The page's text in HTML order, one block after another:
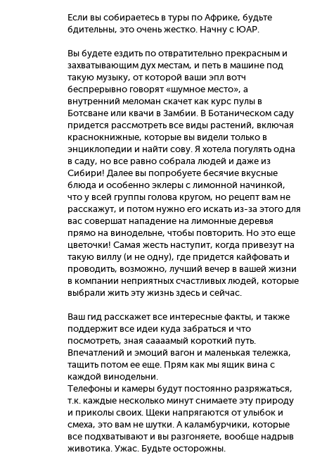
Если вы собираетесь в туры по Африке, будьте
бдительны, это очень жестко. Начну с ЮАР.
Вы будете ездить по отвратительно прекрасным и
захватывающим дух местам, и петь в машине под
такую музыку, от которой ваши эпл вотч
беспрерывно говорят «шумное место», а
внутренний меломан скачет как курс пулы в
Ботсване или квачи в Замбии. В Ботаническом саду
придется рассмотреть все виды растений, включая
краснокнижные, которые вы видели только в
энциклопедии и найти сову. Я хотела погулять одна
в саду, но все равно собрала людей и даже из
Сибири! Далее вы попробуете бесячие вкусные
блюда и особенно эклеры с лимонной начинкой,
что у всей группы голова кругом, но рецепт вам не
расскажут, и потом нужно его искать из-за этого для
вас совершат нападение на лимонные деревья
прямо на винодельне, чтобы повторить. Но это еще
цветочки! Самая жесть наступит, когда привезут на
такую виллу (и не одну), где придется кайфовать и
проводить, возможно, лучший вечер в вашей жизни
в компании неприятных счастливых людей, которые
выбрали жить эту жизнь здесь и сейчас.
Ваш гид расскажет все интересные факты, и также
поддержит все идеи куда забраться и что
посмотреть, зная саааамый короткий путь.
Впечатлений и эмоций вагон и маленькая тележка,
тащить потом ее еще. Прям как мы ящик вина с
каждой винодельни.
Телефоны и камеры будут постоянно разряжаться,
т.к. каждые несколько минут снимаете эту природу
и приколы своих. Щеки напрягаются от улыбок и
смеха, это вам не шутки. А каламбурчики, которые
все подхватывают и вы разгоняете, вообще надрыв
животика. Ужас. Будьте осторожны.